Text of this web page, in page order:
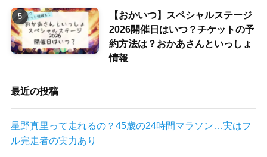
【おかいつ】スペシャルステージ
2026開催日はいつ？チケットの予
約方法は？おかあさんといっしょ
情報
最近の投稿
星野真里って走れるの？45歳の24時間マラソン…実はフ
ル完走者の実力あり